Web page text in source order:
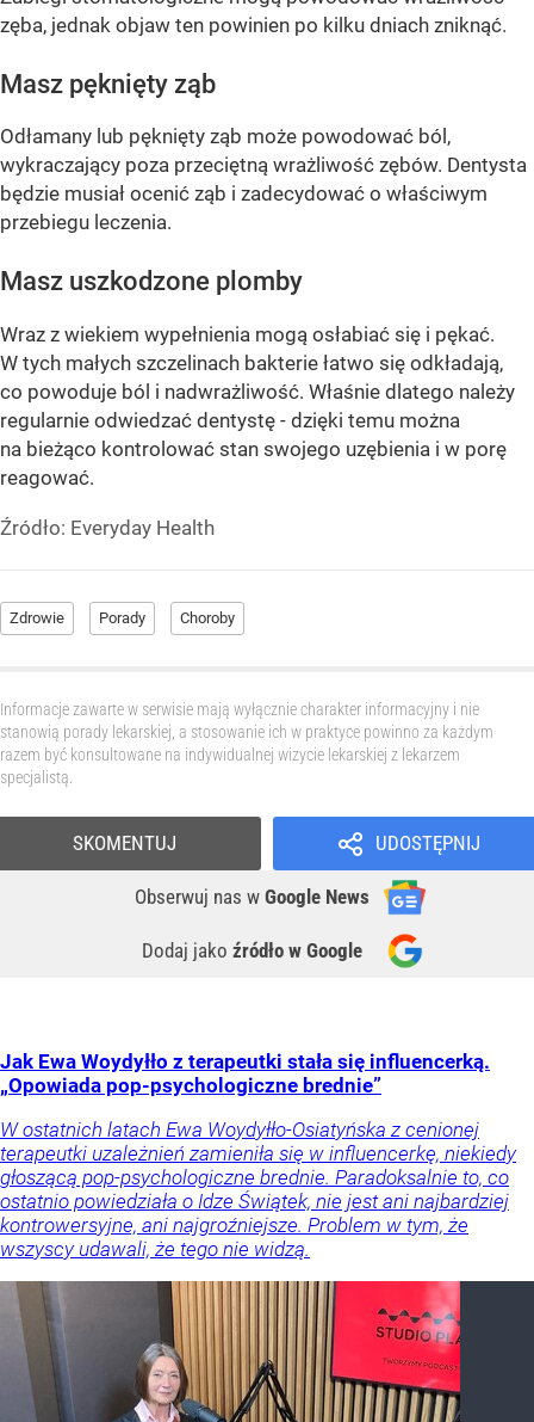
zęba, jednak objaw ten powinien po kilku dniach zniknąć.
Masz pęknięty ząb
Odłamany lub pęknięty ząb może powodować ból,
wykraczający poza przeciętną wrażliwość zębów. Dentysta
będzie musiał ocenić ząb i zadecydować o właściwym
przebiegu leczenia.
Masz uszkodzone plomby
Wraz z wiekiem wypełnienia mogą osłabiać się i pękać.
W tych małych szczelinach bakterie łatwo się odkładają,
co powoduje ból i nadwrażliwość. Właśnie dlatego należy
regularnie odwiedzać dentystę - dzięki temu można
na bieżąco kontrolować stan swojego uzębienia i w porę
reagować.
Źródło: Everyday Health
Zdrowie Porady Choroby
Informacje zawarte w serwisie mają wyłącznie charakter informacyjny i nie
stanowią porady lekarskiej, a stosowanie ich w praktyce powinno za każdym
razem być konsultowane na indywidualnej wizycie lekarskiej z lekarzem
specjalistą.
UDOSTĘPNIJ
Obserwuj nas w Google News
Dodaj jako źródło w Google
SKOMENTUJ
Jak Ewa Woydyłło z terapeutki stała się influencerką.
„Opowiada pop-psychologiczne brednie”
W ostatnich latach Ewa Woydyłło-Osiatyńska z cenionej
terapeutki uzależnień zamieniła się w influencerkę, niekiedy
głoszącą pop-psychologiczne brednie. Paradoksalnie to, co
ostatnio powiedziała o Idze Świątek, nie jest ani najbardziej
kontrowersyjne, ani najgroźniejsze. Problem w tym, że
wszyscy udawali, że tego nie widzą.